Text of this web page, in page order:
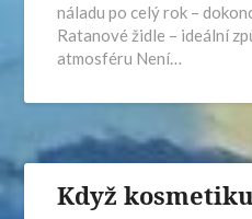
náladu po celý rok –
Ratanové židle – ideální
atmosféru Není…
Když